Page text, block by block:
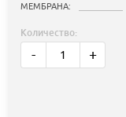
МЕМБРАНА:
Количество:
- +